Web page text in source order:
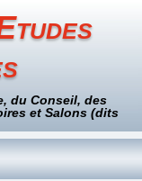
du Conseil, des
et Salons (dits